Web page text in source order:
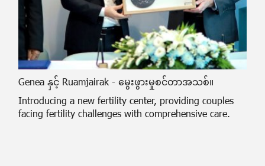
Genea နှင့် Ruamjairak - မွေးဖွားမှုစင်တာအသစ်။
Introducing a new fertility center, providing couples
facing fertility challenges with comprehensive care.